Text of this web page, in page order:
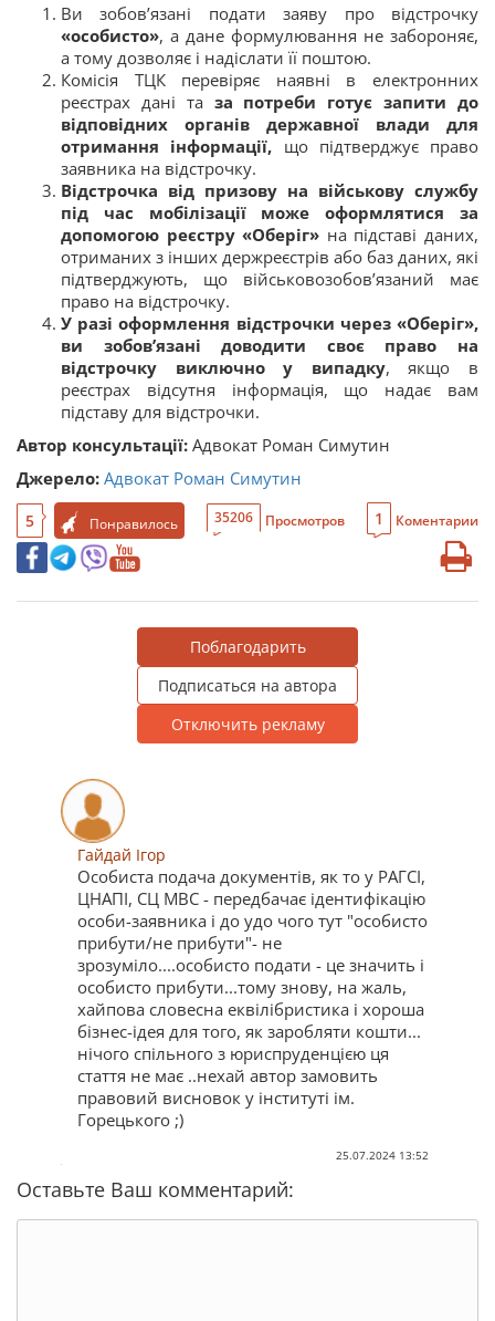
Ви зобов’язані подати заяву про відстрочку
«особисто», а дане формулювання не забороняє,
а тому дозволяє і надіслати її поштою.
Комісія ТЦК перевіряє наявні в електронних
реєстрах дані та за потреби готує запити до
відповідних органів державної влади для
отримання інформації, що підтверджує право
заявника на відстрочку.
Відстрочка від призову на військову службу
під час мобілізації може оформлятися за
допомогою реєстру «Оберіг» на підставі даних,
отриманих з інших держреєстрів або баз даних, які
підтверджують, що військовозобов’язаний має
право на відстрочку.
У разі оформлення відстрочки через «Оберіг»,
ви зобов’язані доводити своє право на
відстрочку виключно у випадку, якщо в
реєстрах відсутня інформація, що надає вам
підставу для відстрочки.
Автор консультації: Адвокат Роман Симутин
Джерело: Адвокат Роман Симутин
5 Понравилось 35206 Просмотров 1 Коментарии
Поблагодарить
Подписаться на автора
Отключить рекламу
Гайдай Ігор
Особиста подача документів, як то у РАГСІ,
ЦНАПІ, СЦ МВС - передбачає ідентифікацію
особи-заявника і до удо чого тут "особисто
прибути/не прибути"- не
зрозуміло....особисто подати - це значить і
особисто прибути...тому знову, на жаль,
хайпова словесна еквілібристика і хороша
бізнес-ідея для того, як заробляти кошти...
нічого спільного з юриспруденцією ця
стаття не має ..нехай автор замовить
правовий висновок у інституті ім.
Горецького ;)
25.07.2024 13:52
Оставьте Ваш комментарий: